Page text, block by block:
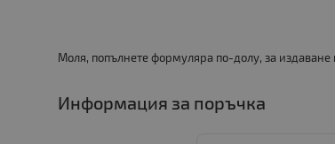
Моля, попълнете формуляра по-долу, за
Информация за поръчка